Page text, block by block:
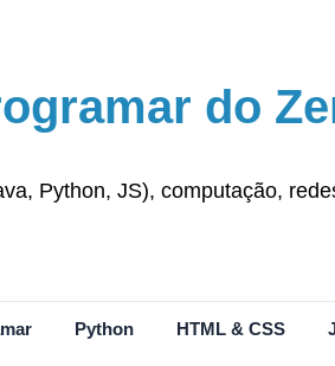
do
Python, JS), computação,
Python HTML & CSS